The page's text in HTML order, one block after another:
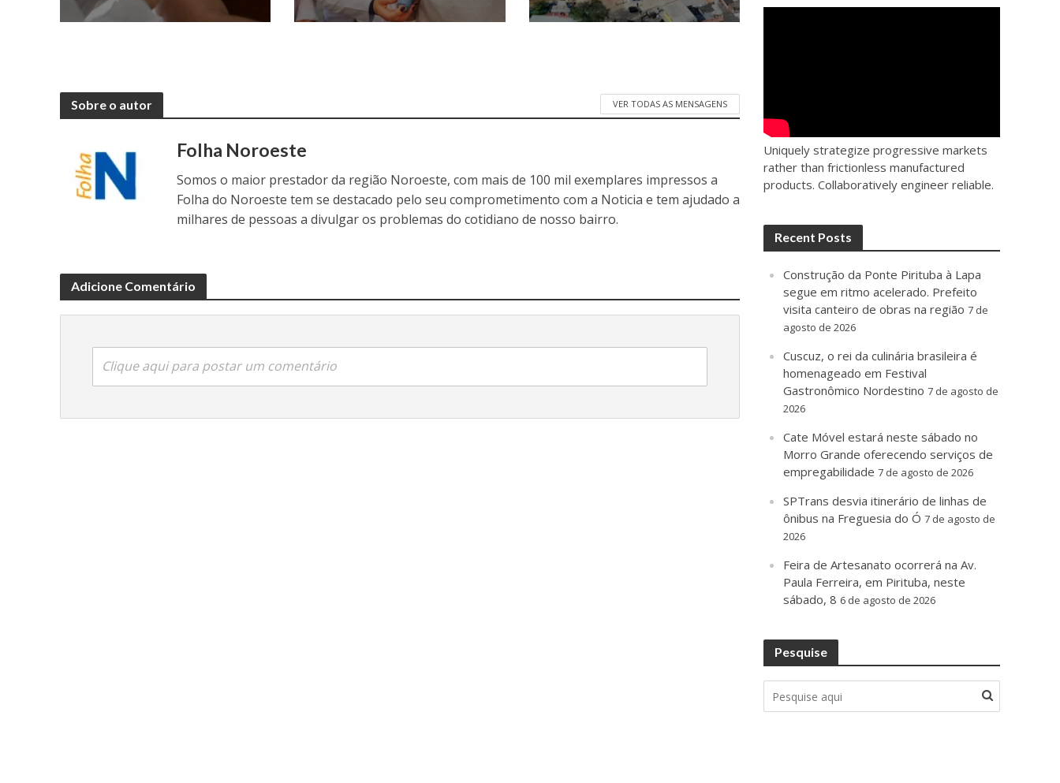
Sobre o autor VER TODAS AS MENSAGENS
Folha Noroeste
Somos o maior prestador da região Noroeste, com mais de 100 mil exemplares impressos a
Folha do Noroeste tem se destacado pelo seu comprometimento com a Noticia e tem ajudado a
milhares de pessoas a divulgar os problemas do cotidiano de nosso bairro.
Adicione Comentário
Clique aqui para postar um comentário
Uniquely strategize progressive markets
rather than frictionless manufactured
products. Collaboratively engineer reliable.
Recent Posts
Construção da Ponte Pirituba à Lapa
segue em ritmo acelerado. Prefeito
visita canteiro de obras na região 7 de
agosto de 2026
Cuscuz, o rei da culinária brasileira é
homenageado em Festival
Gastronômico Nordestino 7 de agosto de
2026
Cate Móvel estará neste sábado no
Morro Grande oferecendo serviços de
empregabilidade 7 de agosto de 2026
SPTrans desvia itinerário de linhas de
ônibus na Freguesia do Ó 7 de agosto de
2026
Feira de Artesanato ocorrerá na Av.
Paula Ferreira, em Pirituba, neste
sábado, 8 6 de agosto de 2026
Pesquise